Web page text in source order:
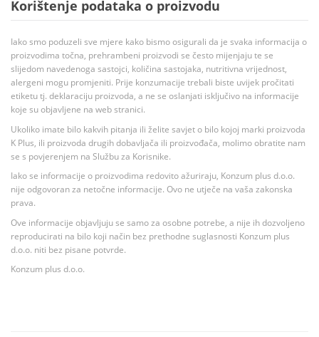
Korištenje podataka o proizvodu
Iako smo poduzeli sve mjere kako bismo osigurali da je svaka informacija o
proizvodima točna, prehrambeni proizvodi se često mijenjaju te se
slijedom navedenoga sastojci, količina sastojaka, nutritivna vrijednost,
alergeni mogu promjeniti. Prije konzumacije trebali biste uvijek pročitati
etiketu tj. deklaraciju proizvoda, a ne se oslanjati isključivo na informacije
koje su objavljene na web stranici.
Ukoliko imate bilo kakvih pitanja ili želite savjet o bilo kojoj marki proizvoda
K Plus, ili proizvoda drugih dobavljača ili proizvođača, molimo obratite nam
se s povjerenjem na Službu za Korisnike.
Iako se informacije o proizvodima redovito ažuriraju, Konzum plus d.o.o.
nije odgovoran za netočne informacije. Ovo ne utječe na vaša zakonska
prava.
Ove informacije objavljuju se samo za osobne potrebe, a nije ih dozvoljeno
reproducirati na bilo koji način bez prethodne suglasnosti Konzum plus
d.o.o. niti bez pisane potvrde.
Konzum plus d.o.o.